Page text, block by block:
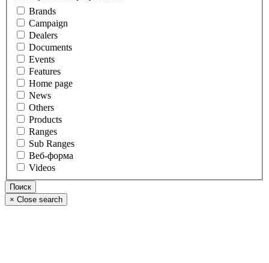
Brands
Campaign
Dealers
Documents
Events
Features
Home page
News
Others
Products
Ranges
Sub Ranges
Веб-форма
Videos
× Close search